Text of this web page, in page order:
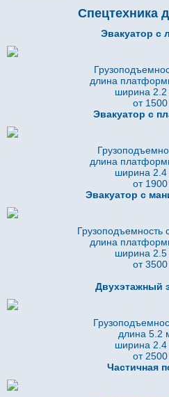
Спецтехника
Эвакуатор с
длина
ширина 2.2
от 1500
Эвакуатор с
длина
ширина 2.4
от 1900
Эвакуатор с
Грузоподъемность
длина
ширина 2.5
от 3500
Двухэтажный
длина 5.2
ширина 2.4
от 2500
Частичная